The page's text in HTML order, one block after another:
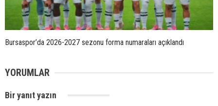
Bursaspor’da 2026-2027 sezonu forma numaraları açıklandı
YORUMLAR
Bir yanıt yazın